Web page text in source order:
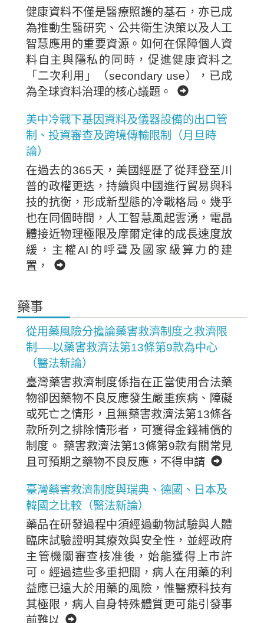
健康資料不僅是醫療照護的基石，亦已成
為推動生醫研究、公共衛生決策以及人工
智慧應用的重要資源。如何在保障個人資
料自主與隱私的同時，促進健康資料之
「二次利用」（secondary use），已成
為全球資料治理的核心議題。
美中冷戰下基因資料及儀器設備的出口管
制、投資審查及跨境傳輸限制（月旦時
論）
在過去的365天，美國經歷了從拜登至川
普的政權更迭，持續與中國進行貿易與科
技的抗衡，形成新型態的冷戰格局。幾乎
也在同個時間，人工智慧風起雲湧，電晶
體接近物理極限及摩爾定律的成長速度放
緩，主權AI的呼聲及國家級算力的建
置，
藥事
從用藥風險分擔論藥害救濟制度之救濟限
制──以藥害救濟法第13條第9款為中心
（醫法新論）
臺灣藥害救濟制度係指在正當使用合法藥
物卻因藥物不良反應發生嚴重疾病、障礙
或死亡之情形，且無藥害救濟法第13條各
款所列之排除情形者，可獲得金錢補償的
制度。 藥害救濟法第13條第9款有關常見
且可預期之藥物不良反應，不得申請
臺灣藥害救濟制度與瑞典、德國、日本及
韓國之比較（醫法新論）
藥品在研發過程中須經過動物試驗與人體
臨床試驗證明其療效與安全性，並經政府
主管機關審查核准後，始能獲得上市許
可。經過這些多重把關，病人在用藥的利
益應已遠大於用藥的風險，惟醫療科技有
其極限，病人自身特殊體質更可能引發事
前難以